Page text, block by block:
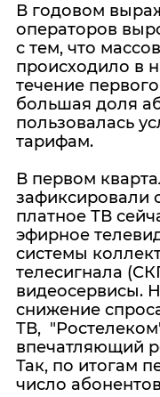
В годовом
операторов
с тем, что
происходило в
течение
большая доля
пользовалась
тарифам.
В первом
зафиксировали
платное ТВ
эфирное
системы
телесигнала
видеосервисы.
снижение
ТВ,
впечатляющий
Так, по итогам
число